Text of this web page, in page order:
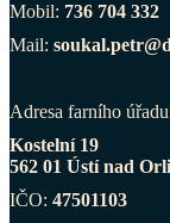
Mobil: 736 704 332
Mail:
Adresa farního úřadu
Kostelní 19
562 01 Ústí nad
IČO: 47501103